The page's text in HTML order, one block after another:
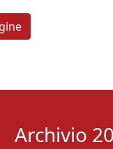
Archivio